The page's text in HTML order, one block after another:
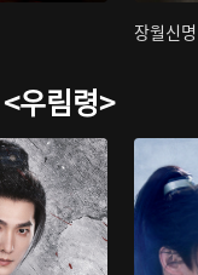
장월신명
우림령>